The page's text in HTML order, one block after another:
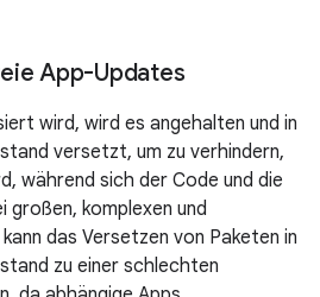
App-Updates
wird, wird es angehalten und in
versetzt, um zu verhindern,
während sich der Code und die
großen, komplexen und
das Versetzen von Paketen in
zu einer schlechten